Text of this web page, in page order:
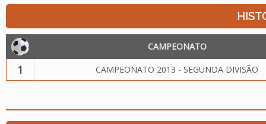
CAMPEONATO
1 CAMPEONATO 2013 - SEGUNDA DIVISÃO